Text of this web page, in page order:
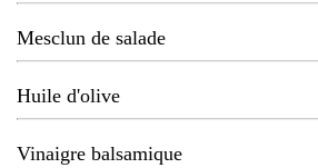
Mesclun de salade
Huile d'olive
Vinaigre balsamique